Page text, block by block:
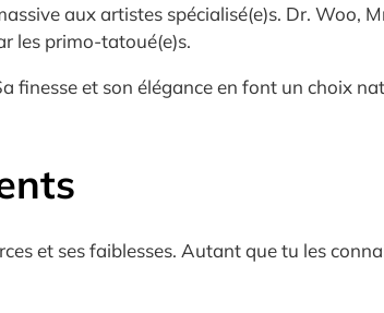
aux artistes spécialisé(e)s. Dr. Woo,
les primo-tatoué(e)s.
finesse et son élégance en font un choix
et ses faiblesses. Autant que tu les